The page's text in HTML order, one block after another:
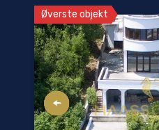
Øverste objekt